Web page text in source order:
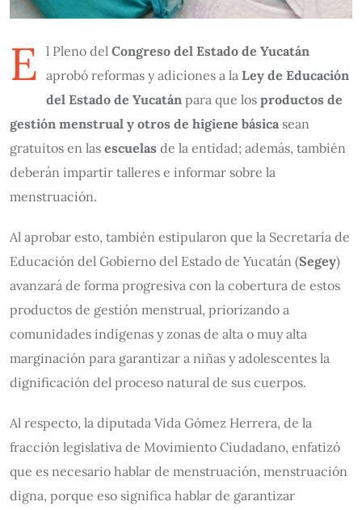
E l Pleno del Congreso del Estado de Yucatán
aprobó reformas y adiciones a la Ley de Educación
del Estado de Yucatán para que los productos de
gestión menstrual y otros de higiene básica sean
gratuitos en las escuelas de la entidad; además, también
deberán impartir talleres e informar sobre la
menstruación.
Al aprobar esto, también estipularon que la Secretaría de
Educación del Gobierno del Estado de Yucatán (Segey)
avanzará de forma progresiva con la cobertura de estos
productos de gestión menstrual, priorizando a
comunidades indígenas y zonas de alta o muy alta
marginación para garantizar a niñas y adolescentes la
dignificación del proceso natural de sus cuerpos.
Al respecto, la diputada Vida Gómez Herrera, de la
fracción legislativa de Movimiento Ciudadano, enfatizó
que es necesario hablar de menstruación, menstruación
digna, porque eso significa hablar de garantizar